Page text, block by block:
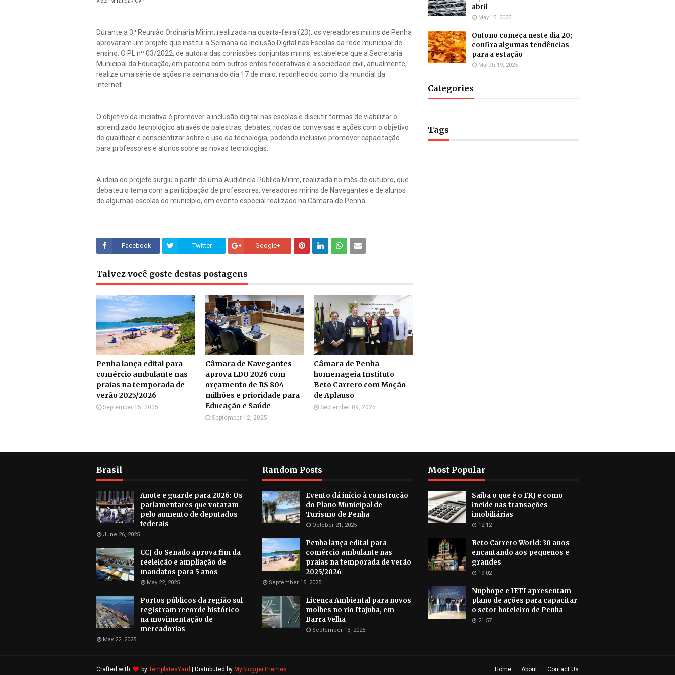
Durante a 3ª Reunião Ordinária Mirim, realizada na quarta-feira (23), os vereadores mirins de Penha
aprovaram um projeto que institui a Semana da Inclusão Digital nas Escolas da rede municipal de
ensino. O PL nº 03/2022, de autoria das comissões conjuntas mirins, estabelece que a Secretaria
Municipal da Educação, em parceria com outros entes federativas e a sociedade civil, anualmente,
realize uma série de ações na semana do dia 17 de maio, reconhecido como dia mundial da
internet.
O objetivo da iniciativa é promover a inclusão digital nas escolas e discutir formas de viabilizar o
aprendizado tecnológico através de palestras, debates, rodas de conversas e ações com o objetivo
de qualificar e conscientizar sobre o uso da tecnologia, podendo inclusive promover capacitação
para professores e alunos sobre as novas tecnologias.
A ideia do projeto surgiu a partir de uma Audiência Pública Mirim, realizada no mês de outubro, que
debateu o tema com a participação de professores, vereadores mirins de Navegantes e de alunos
de algumas escolas do município, em evento especial realizado na Câmara de Penha.
Facebook Twitter Google+
Talvez você goste destas postagens
Penha lança edital para
comércio ambulante nas
praias na temporada de
verão 2025/2026
September 15, 2025
Câmara de Navegantes
aprova LDO 2026 com
orçamento de R$ 804
milhões e prioridade para
Educação e Saúde
September 12, 2025
Câmara de Penha
homenageia Instituto
Beto Carrero com Moção
de Aplauso
September 09, 2025
abril
May 15, 2025
Outono começa neste dia 20;
confira algumas tendências
para a estação
March 19, 2025
Categories
Tags
Brasil
Anote e guarde para 2026: Os
parlamentares que votaram
pelo aumento de deputados
federais
June 26, 2025
CCJ do Senado aprova fim da
reeleição e ampliação de
mandatos para 5 anos
May 22, 2025
Portos públicos da região sul
registram recorde histórico
na movimentação de
mercadorias
May 22, 2025
Random Posts
Evento dá início à construção
do Plano Municipal de
Turismo de Penha
October 21, 2025
Penha lança edital para
comércio ambulante nas
praias na temporada de verão
2025/2026
September 15, 2025
Licença Ambiental para novos
molhes no rio Itajuba, em
Barra Velha
September 13, 2025
Most Popular
Saiba o que é o FRJ e como
incide nas transações
imobiliárias
12:12
Beto Carrero World: 30 anos
encantando aos pequenos e
grandes
19:02
Nuphope e IETI apresentam
plano de ações para capacitar
o setor hoteleiro de Penha
21:57
Home About Contact Us
Crafted with by TemplatesYard | Distributed by MyBloggerThemes